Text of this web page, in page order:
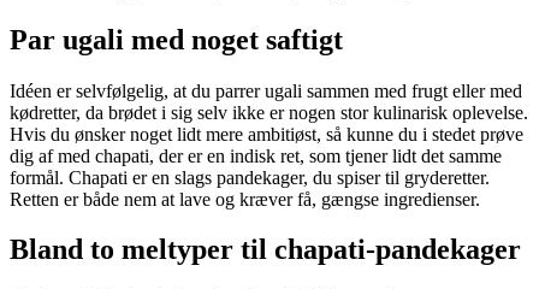
Par ugali med noget saftigt
Idéen er selvfølgelig, at du parrer ugali sammen med frugt eller med
kødretter, da brødet i sig selv ikke er nogen stor kulinarisk oplevelse.
Hvis du ønsker noget lidt mere ambitiøst, så kunne du i stedet prøve
dig af med chapati, der er en indisk ret, som tjener lidt det samme
formål. Chapati er en slags pandekager, du spiser til gryderetter.
Retten er både nem at lave og kræver få, gængse ingredienser.
Bland to meltyper til chapati-pandekager